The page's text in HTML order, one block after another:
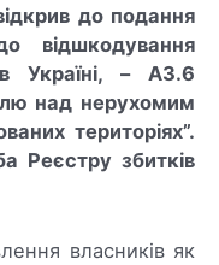
до подання
відшкодування
Україні, – A3.6
над нерухомим
територіях”.
Реєстру збитків
власників як